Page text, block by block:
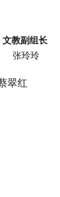
文教副组长
张玲玲